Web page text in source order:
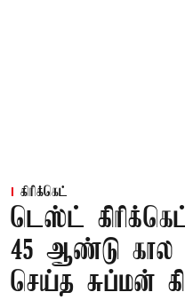
கிரிக்கெட்
டெஸ்ட்
45 ஆண்டு
செய்த சுப்மன்